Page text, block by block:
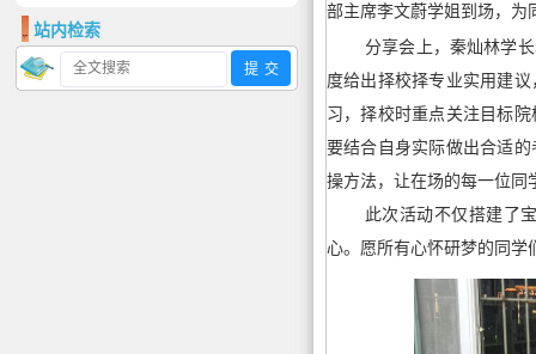
站内检索
部主席李文蔚学姐到场，为
分享会上，秦灿林学
度给出择校择专业实用建
习，择校时重点关注目标
要结合自身实际做出合适
操方法，让在场的每一位同
此次活动不仅搭建了
心。愿所有心怀研梦的同学